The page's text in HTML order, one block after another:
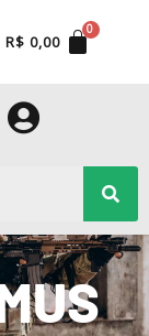
R$ 0,00